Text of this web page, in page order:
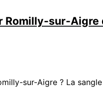
Romilly-sur-Aigre
sur-Aigre ? La